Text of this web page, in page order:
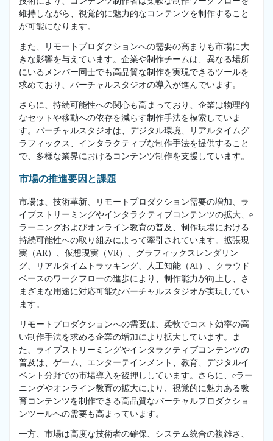
維持しながら、視覚的に魅力的なコンテンツを制作すること
が可能になります。
また、リモートプロダクションへの需要の高まりも市場に大
きな影響を与えています。企業や制作チームは、異なる場所
にいるメンバー同士でも高品質な制作を実現できるツールを
求めており、バーチャルスタジオの導入が進んでいます。
さらに、持続可能性への関心も高まっており、企業は物理的
なセットや移動への依存を減らす制作手法を模索していま
す。バーチャルスタジオは、デジタル環境、リアルタイムグ
ラフィックス、インタラクティブな制作手法を提供すること
で、多様な業界におけるコンテンツ制作を支援しています。
市場の推進要因と課題
市場は、技術革新、リモートプロダクション需要の増加、ラ
イブストリーミングやインタラクティブコンテンツの拡大、e
ラーニングおよびオンライン教育の普及、制作現場における
持続可能性への取り組みによって牽引されています。拡張現
実（AR）、仮想現実（VR）、グラフィックスレンダリン
グ、リアルタイムトラッキング、人工知能（AI）、クラウド
ベースのワークフローの進歩により、制作能力が向上し、さ
まざまな用途に対応可能なバーチャルスタジオが実現してい
ます。
リモートプロダクションへの需要は、柔軟でコスト効率の高
い制作手法を求める企業の増加により拡大しています。ま
た、ライブストリーミングやインタラクティブコンテンツの
普及は、ゲーム、エンターテインメント、教育、デジタルイ
ベント分野での市場導入を後押ししています。さらに、eラー
ニングやオンライン教育の拡大により、視覚的に魅力ある教
育コンテンツを制作できる高品質なバーチャルプロダクショ
ンツールへの需要も高まっています。
一方、市場は高度な技術者の確保、システム統合の複雑さ、